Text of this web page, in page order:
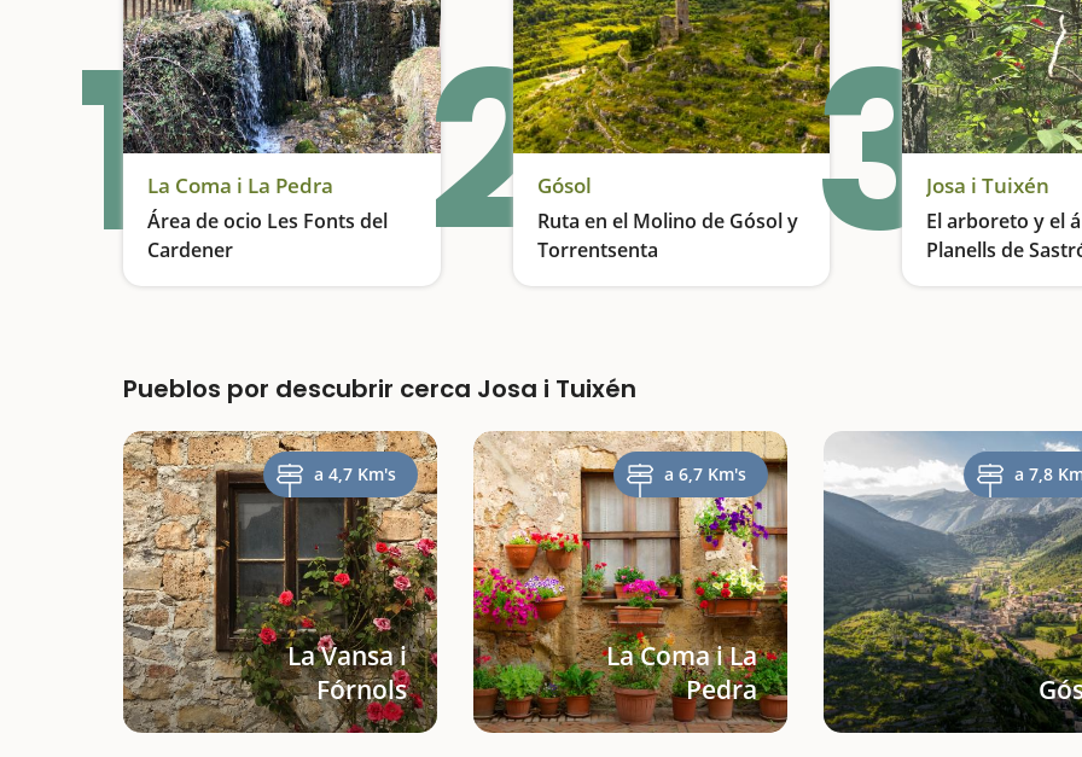
1La Coma i La Pedra
Área de ocio Les Fonts del
Cardener
Picnic cerca de donde nace el río Cardener 2Gósol
Ruta en el Molino de Gósol y
Torrentsenta
Descubrimos una fuente literaria 3Josa i Tuixén
El arboreto y el
Planells de
Pueblos por descubrir cerca Josa i Tuixén
a 4,7 Km's
La Vansa i
Fórnols
a 6,7 Km's
La Coma i La
Pedra
a 7,8